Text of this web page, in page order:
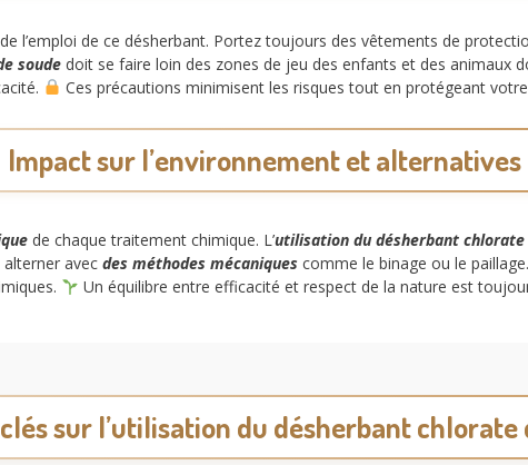
l’emploi de ce désherbant. Portez toujours des vêtements de
soude doit se faire loin des zones de jeu des enfants et des animaux
Ces précautions minimisent les risques tout en protégeant
Impact sur l’environnement et alternatives
de chaque traitement chimique. L’utilisation du désherbant chlorate
alterner avec des méthodes mécaniques comme le binage ou le
Un équilibre entre efficacité et respect de la nature est
sur l’utilisation du désherbant chlorate